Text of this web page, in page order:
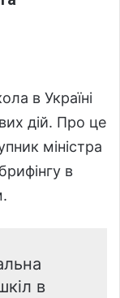
в Україні
дій. Про це
міністра
в
в